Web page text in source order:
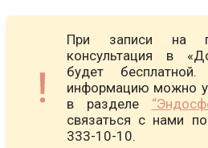
При записи на
консультация в
будет
информацию можно
в разделе
связаться с нами
333-10-10.